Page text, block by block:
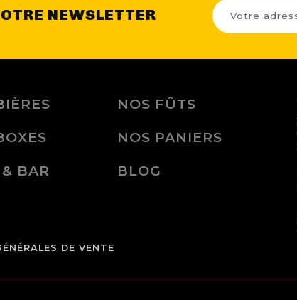
NEWSLETTER
NOS FÛTS
NOS PANIERS
BAR
BLOG
DE VENTE